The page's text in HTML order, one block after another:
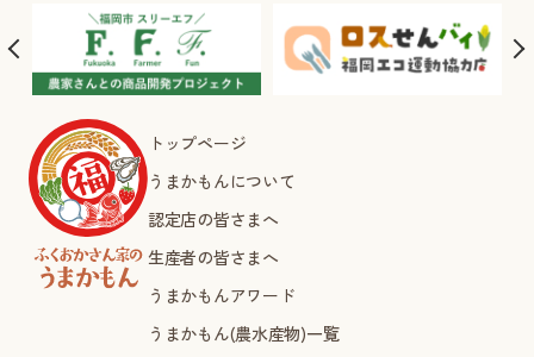
トップページ
うまかもんについて
認定店の皆さまへ
生産者の皆さまへ
うまかもんアワード
うまかもん(農水産物)一覧